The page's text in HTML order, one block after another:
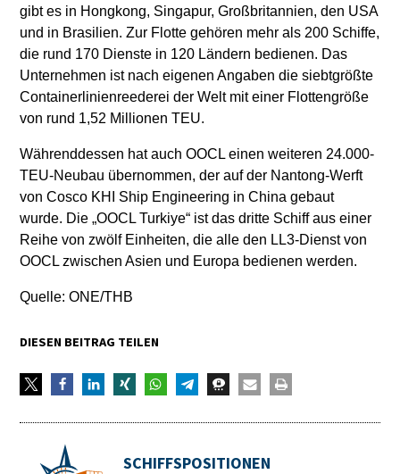
gibt es in Hongkong, Singapur, Großbritannien, den USA
und in Brasilien. Zur Flotte gehören mehr als 200 Schiffe,
die rund 170 Dienste in 120 Ländern bedienen. Das
Unternehmen ist nach eigenen Angaben die siebtgrößte
Containerlinienreederei der Welt mit einer Flottengröße
von rund 1,52 Millionen TEU.
Währenddessen hat auch OOCL einen weiteren 24.000-
TEU-Neubau übernommen, der auf der Nantong-Werft
von Cosco KHI Ship Engineering in China gebaut
wurde. Die „OOCL Turkiye“ ist das dritte Schiff aus einer
Reihe von zwölf Einheiten, die alle den LL3-Dienst von
OOCL zwischen Asien und Europa bedienen werden.
Quelle: ONE/THB
DIESEN BEITRAG TEILEN
SCHIFFSPOSITIONEN